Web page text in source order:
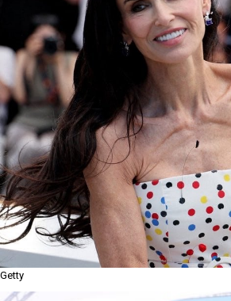
Getty